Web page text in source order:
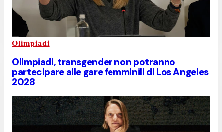
Olimpiadi
Olimpiadi, transgender non potranno
partecipare alle gare femminili di Los Angeles
2028